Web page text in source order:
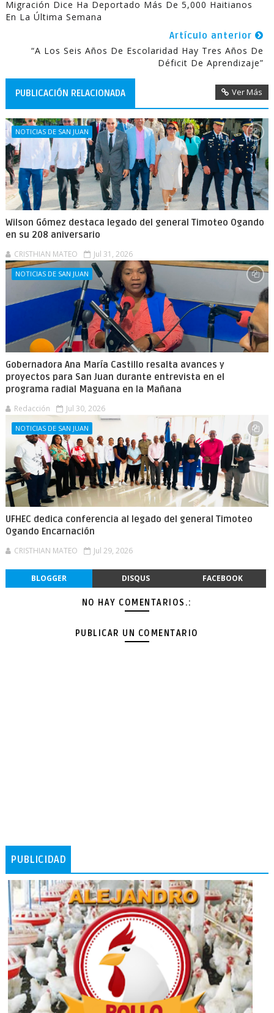
Migración Dice Ha Deportado Más De 5,000 Haitianos
En La Última Semana
Artículo anterior
“A Los Seis Años De Escolaridad Hay Tres Años De
Déficit De Aprendizaje”
PUBLICACIÓN RELACIONADA Ver Más
NOTICIAS DE SAN JUAN
Wilson Gómez destaca legado del general Timoteo Ogando
en su 208 aniversario
CRISTHIAN MATEO Jul 31, 2026
NOTICIAS DE SAN JUAN
Gobernadora Ana María Castillo resalta avances y
proyectos para San Juan durante entrevista en el
programa radial Maguana en la Mañana
Redacción Jul 30, 2026
NOTICIAS DE SAN JUAN
UFHEC dedica conferencia al legado del general Timoteo
Ogando Encarnación
CRISTHIAN MATEO Jul 29, 2026
BLOGGER DISQUS FACEBOOK
NO HAY COMENTARIOS.:
PUBLICAR UN COMENTARIO
PUBLICIDAD